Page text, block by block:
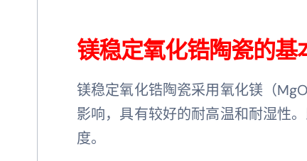
镁稳定氧化锆陶瓷的基
镁稳定氧化锆陶瓷采用氧化镁（
影响，具有较好的耐高温和耐湿性
度。